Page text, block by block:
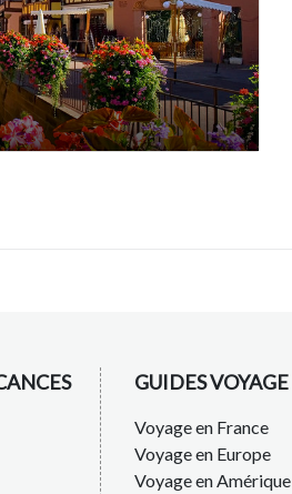
GUIDES VOYAGE
Voyage en France
Voyage en Europe
Voyage en Amérique